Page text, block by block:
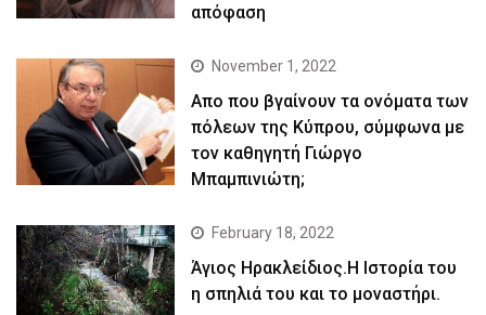
απόφαση
November 1, 2022
Απο που βγαίνουν τα ονόματα των
πόλεων της Κύπρου, σύμφωνα με
τον καθηγητή Γιώργο
Μπαμπινιώτη;
February 18, 2022
Άγιος Ηρακλείδιος.Η Ιστορία του
η σπηλιά του και το μοναστήρι.